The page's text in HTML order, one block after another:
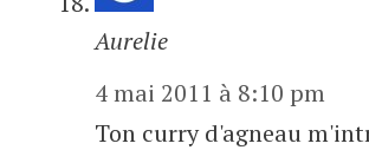
Aurelie
4 mai 2011 à 8:10 pm
Ton curry d'agneau